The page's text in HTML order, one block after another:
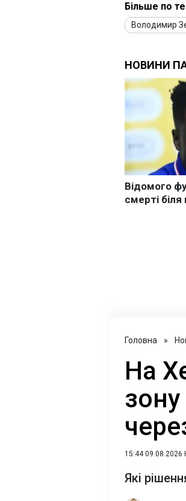
Більше по
Володимир
Головна »
На
зону
15:44 09.08.2026
Які